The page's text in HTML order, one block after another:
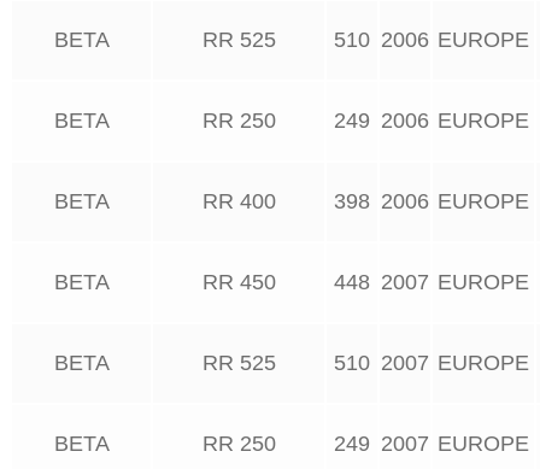
BETA RR 525 510 2006 EUROPE
BETA RR 250 249 2006 EUROPE
BETA RR 400 398 2006 EUROPE
BETA RR 450 448 2007 EUROPE
BETA RR 525 510 2007 EUROPE
BETA RR 250 249 2007 EUROPE